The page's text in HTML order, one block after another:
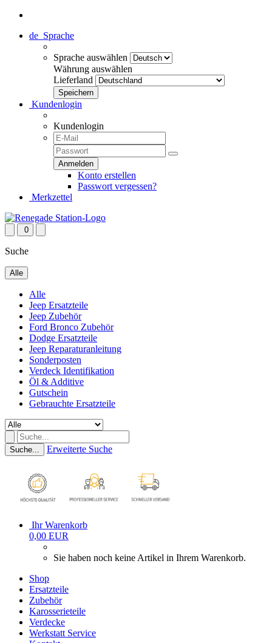
de Sprache
Sprache auswählen
Währung auswählen
Lieferland
Kundenlogin
Kundenlogin
Konto erstellen
Passwort vergessen?
Merkzettel
0
Suche
Alle
Alle
Jeep Ersatzteile
Jeep Zubehör
Ford Bronco Zubehör
Dodge Ersatzteile
Jeep Reparaturanleitung
Sonderposten
Verdeck Identifikation
Öl & Additive
Gutschein
Gebrauchte Ersatzteile
Suche... Erweiterte Suche
Ihr Warenkorb
0,00 EUR
Sie haben noch keine Artikel in Ihrem Warenkorb.
Shop
Ersatzteile
Zubehör
Karosserieteile
Verdecke
Werkstatt Service